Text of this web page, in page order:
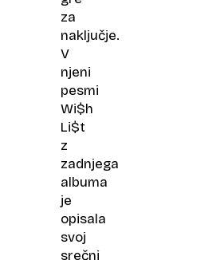
za
naključje.
V
njeni
pesmi
Wi$h
Li$t
z
zadnjega
albuma
je
opisala
svoj
srečni